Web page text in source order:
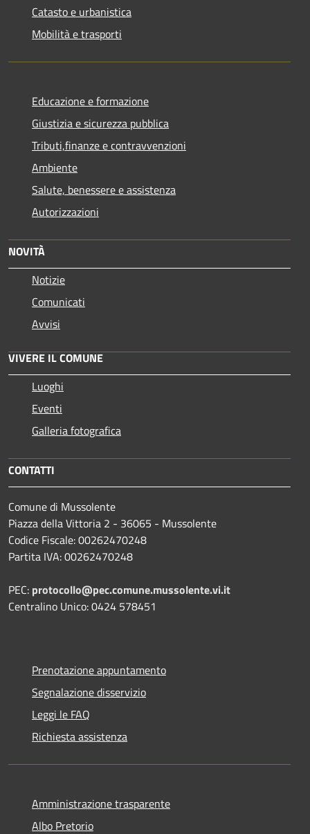
Catasto e urbanistica
Mobilità e trasporti
Educazione e formazione
Giustizia e sicurezza pubblica
Tributi,finanze e contravvenzioni
Ambiente
Salute, benessere e assistenza
Autorizzazioni
NOVITÀ
Notizie
Comunicati
Avvisi
VIVERE IL COMUNE
Luoghi
Eventi
Galleria fotografica
CONTATTI
Comune di Mussolente
Piazza della Vittoria 2 - 36065 - Mussolente
Codice Fiscale: 00262470248
Partita IVA: 00262470248
PEC: protocollo@pec.comune.mussolente.vi.it
Centralino Unico: 0424 578451
Prenotazione appuntamento
Segnalazione disservizio
Leggi le FAQ
Richiesta assistenza
Amministrazione trasparente
Albo Pretorio